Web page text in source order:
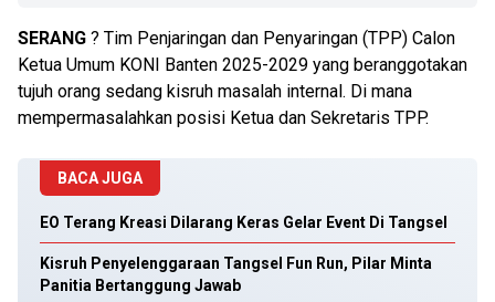
SERANG ? Tim Penjaringan dan Penyaringan (TPP) Calon
Ketua Umum KONI Banten 2025-2029 yang beranggotakan
tujuh orang sedang kisruh masalah internal. Di mana
mempermasalahkan posisi Ketua dan Sekretaris TPP.
BACA JUGA
EO Terang Kreasi Dilarang Keras Gelar Event Di Tangsel
Kisruh Penyelenggaraan Tangsel Fun Run, Pilar Minta
Panitia Bertanggung Jawab